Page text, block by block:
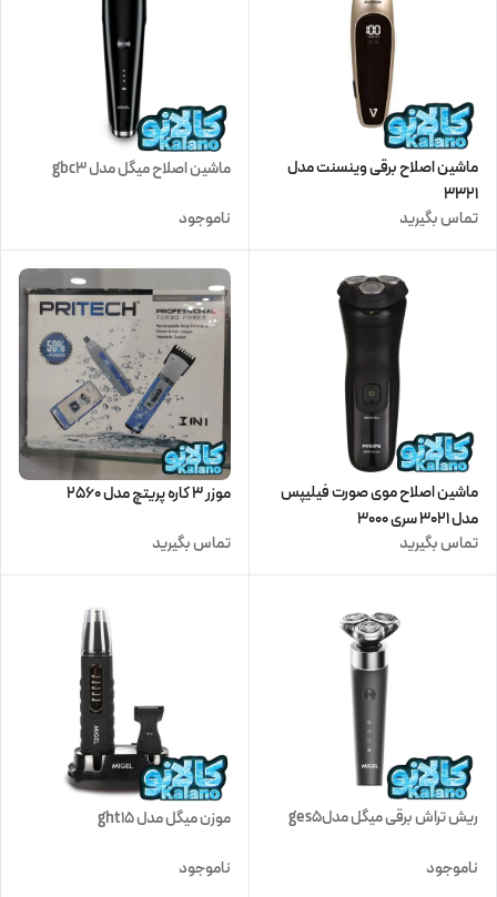
ماشین اصلاح برقی وینسنت مدل
3321
تماس بگیرید
ماشین اصلاح میگل مدل gbc3
ناموجود
ماشین اصلاح موی صورت فیلیپس
مدل 3021 سری 3000
تماس بگیرید
موزر 3 کاره پریتچ مدل 2560
تماس بگیرید
ریش تراش برقی میگل مدلges5
ناموجود
موزن میگل مدل ght15
ناموجود